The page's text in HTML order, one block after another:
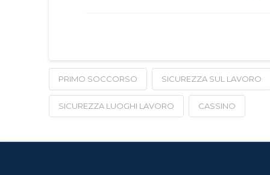
PRIMO SOCCORSO SICUREZZA SUL LAVORO
SICUREZZA LUOGHI LAVORO CASSINO